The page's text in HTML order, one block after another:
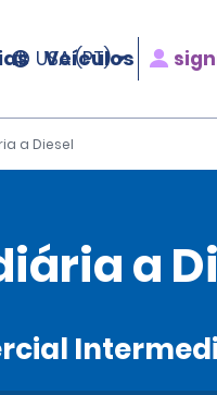
Veículos
USA (PT)
a Diesel
a